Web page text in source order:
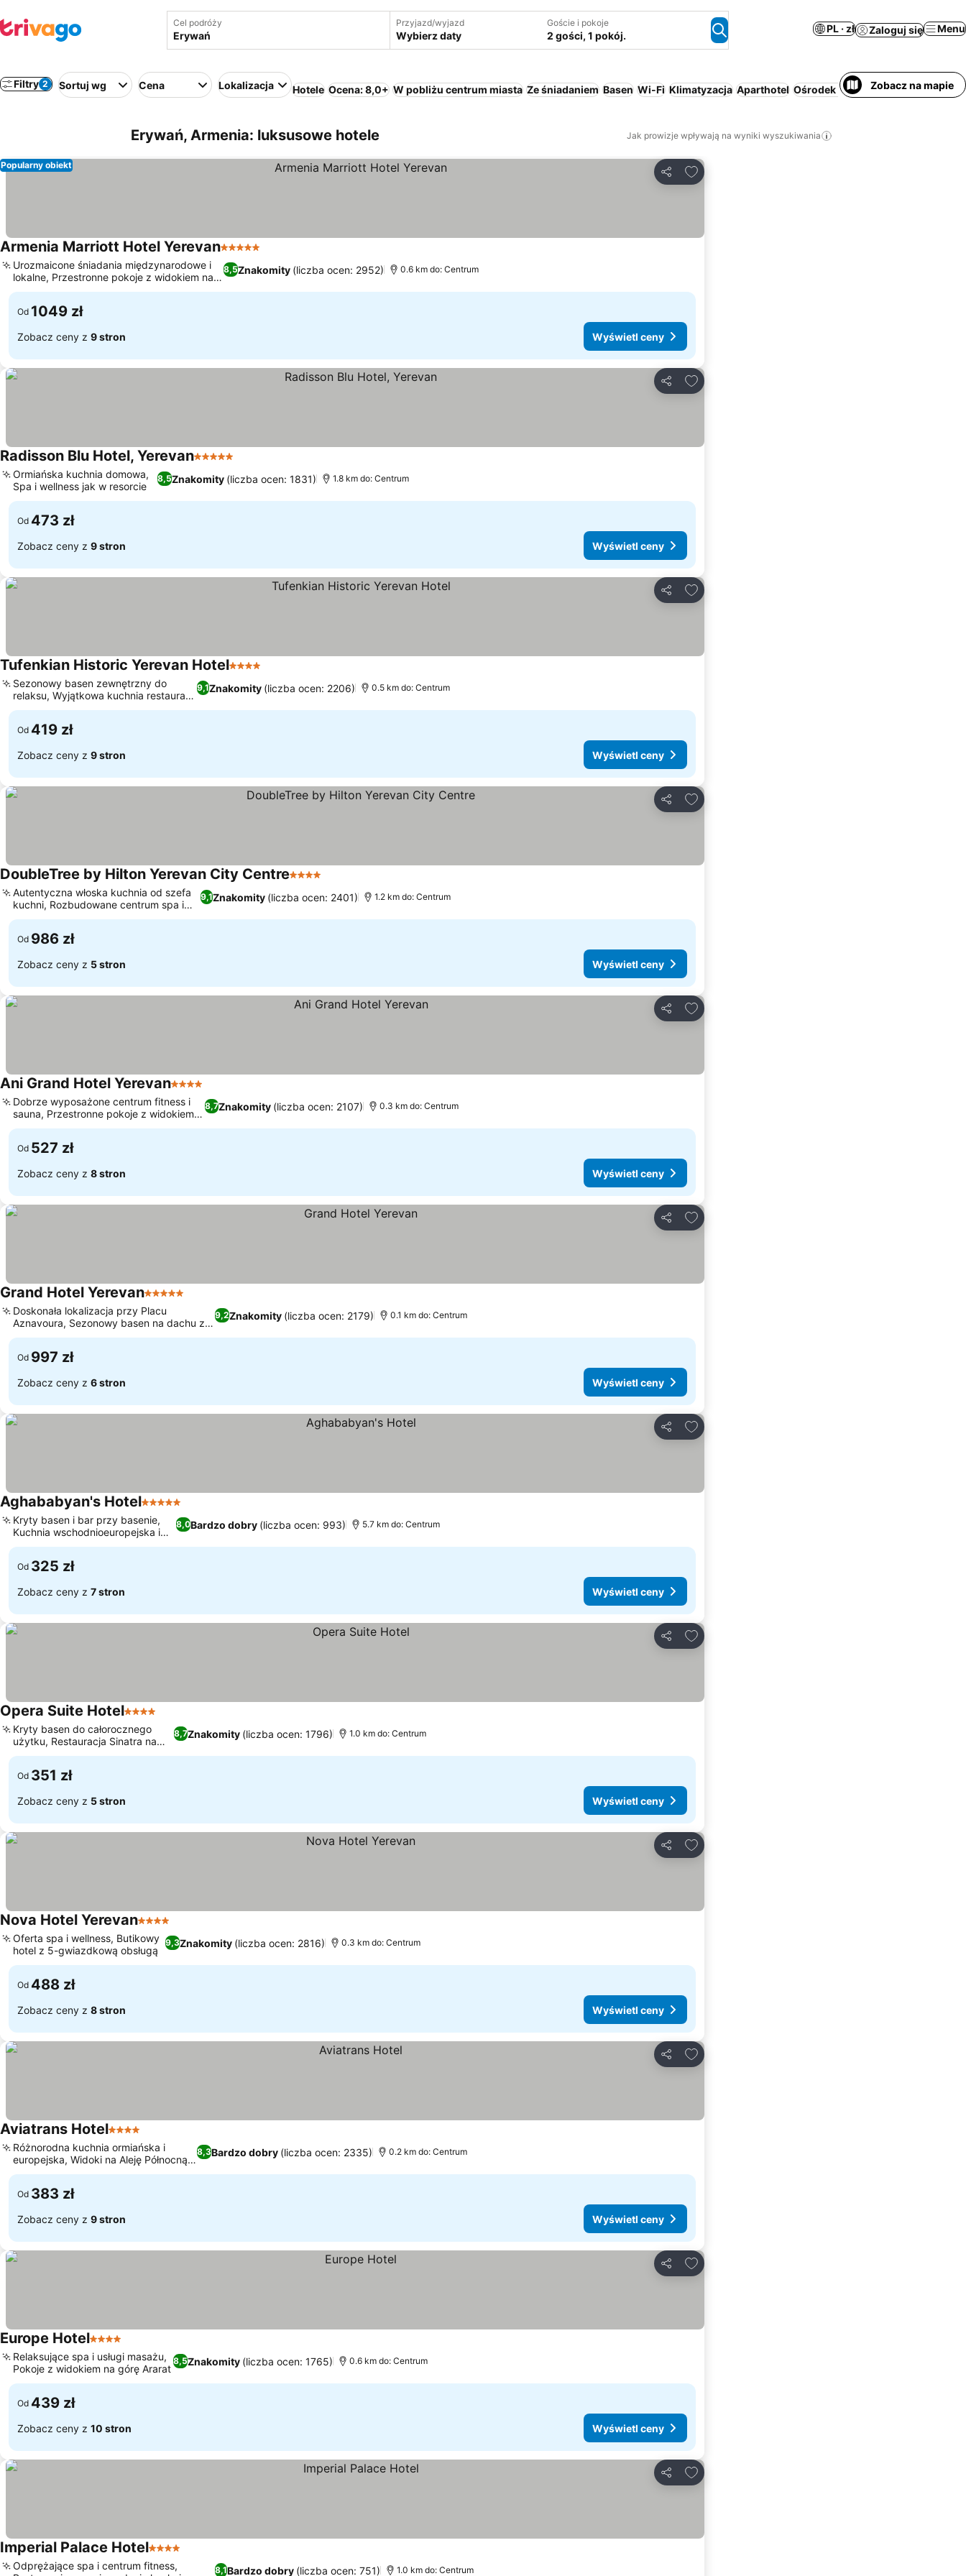
Cel podróży Przyjazd/wyjazd
Wybierz daty
Goście i pokoje
2 gości, 1 pokój.
PL · zł Zaloguj się Menu
Filtry 2 Sortuj wg Cena Lokalizacja Hotele Ocena: 8,0+ W pobliżu centrum miasta Ze śniadaniem Basen Wi-Fi Klimatyzacja Aparthotel Ośrodek wypoczynkowy
Zobacz na mapie
Erywań, Armenia: luksusowe hotele Jak prowizje wpływają na wyniki wyszukiwania
Udostępnij
Dodaj do ulubionych
Popularny obiekt
Armenia Marriott Hotel Yerevan5 Kategoria
8,5Znakomity (liczba ocen: 2952)
Urozmaicone śniadania międzynarodowe i
lokalne, Przestronne pokoje z widokiem na
miasto lub góry
0.6 km do: Centrum
Od 1049 zł
Zobacz ceny z 9 stron Wyświetl ceny
Udostępnij
Dodaj do ulubionych
Radisson Blu Hotel, Yerevan5 Kategoria
8,5Znakomity (liczba ocen: 1831)
Ormiańska kuchnia domowa,
Spa i wellness jak w resorcie
1.8 km do: Centrum
Od 473 zł
Zobacz ceny z 9 stron Wyświetl ceny
Udostępnij
Dodaj do ulubionych
Tufenkian Historic Yerevan Hotel4 Kategoria
9,1Znakomity (liczba ocen: 2206)
Sezonowy basen zewnętrzny do
relaksu, Wyjątkowa kuchnia restauracji
Kharpert
0.5 km do: Centrum
Od 419 zł
Zobacz ceny z 9 stron Wyświetl ceny
Udostępnij
Dodaj do ulubionych
DoubleTree by Hilton Yerevan City Centre4 Kategoria
9,1Znakomity (liczba ocen: 2401)
Autentyczna włoska kuchnia od szefa
kuchni, Rozbudowane centrum spa i
wellness
1.2 km do: Centrum
Od 986 zł
Zobacz ceny z 5 stron Wyświetl ceny
Udostępnij
Dodaj do ulubionych
Ani Grand Hotel Yerevan4 Kategoria
8,7Znakomity (liczba ocen: 2107)
Dobrze wyposażone centrum fitness i
sauna, Przestronne pokoje z widokiem
na miasto
0.3 km do: Centrum
Od 527 zł
Zobacz ceny z 8 stron Wyświetl ceny
Udostępnij
Dodaj do ulubionych
Grand Hotel Yerevan5 Kategoria
9,2Znakomity (liczba ocen: 2179)
Doskonała lokalizacja przy Placu
Aznavoura, Sezonowy basen na dachu z
widokiem na miasto
0.1 km do: Centrum
Od 997 zł
Zobacz ceny z 6 stron Wyświetl ceny
Udostępnij
Dodaj do ulubionych
Aghababyan's Hotel5 Kategoria
8,0Bardzo dobry (liczba ocen: 993)
Kryty basen i bar przy basenie,
Kuchnia wschodnioeuropejska i
lokalna
5.7 km do: Centrum
Od 325 zł
Zobacz ceny z 7 stron Wyświetl ceny
Udostępnij
Dodaj do ulubionych
Opera Suite Hotel4 Kategoria
8,7Znakomity (liczba ocen: 1796)
Kryty basen do całorocznego
użytku, Restauracja Sinatra na
dachu
1.0 km do: Centrum
Od 351 zł
Zobacz ceny z 5 stron Wyświetl ceny
Udostępnij
Dodaj do ulubionych
Nova Hotel Yerevan4 Kategoria
9,3Znakomity (liczba ocen: 2816)
Oferta spa i wellness, Butikowy
hotel z 5-gwiazdkową obsługą
0.3 km do: Centrum
Od 488 zł
Zobacz ceny z 8 stron Wyświetl ceny
Udostępnij
Dodaj do ulubionych
Aviatrans Hotel4 Kategoria
8,3Bardzo dobry (liczba ocen: 2335)
Różnorodna kuchnia ormiańska i
europejska, Widoki na Aleję Północną i
Plac Republiki
0.2 km do: Centrum
Od 383 zł
Zobacz ceny z 9 stron Wyświetl ceny
Udostępnij
Dodaj do ulubionych
Europe Hotel4 Kategoria
8,5Znakomity (liczba ocen: 1765)
Relaksujące spa i usługi masażu,
Pokoje z widokiem na górę Ararat
0.6 km do: Centrum
Od 439 zł
Zobacz ceny z 10 stron Wyświetl ceny
Udostępnij
Dodaj do ulubionych
Imperial Palace Hotel4 Kategoria
8,1Bardzo dobry (liczba ocen: 751)
Odprężające spa i centrum fitness,
1.0 km do: Centrum